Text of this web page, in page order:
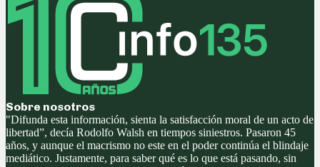
Sobre nosotros
"Difunda esta información, sienta la satisfacción moral de un acto de
libertad”, decía Rodolfo Walsh en tiempos siniestros. Pasaron 45
años, y aunque el macrismo no este en el poder continúa el blindaje
mediático. Justamente, para saber qué es lo que está pasando, sin